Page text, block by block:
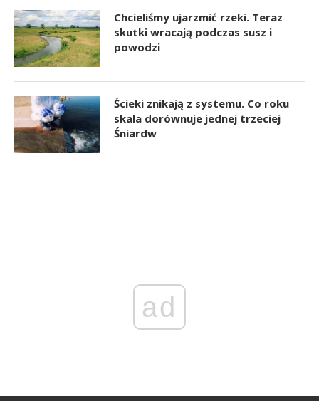
Chcieliśmy ujarzmić rzeki. Teraz
skutki wracają podczas susz i
powodzi
Ścieki znikają z systemu. Co roku
skala dorównuje jednej trzeciej
Śniardw
ad